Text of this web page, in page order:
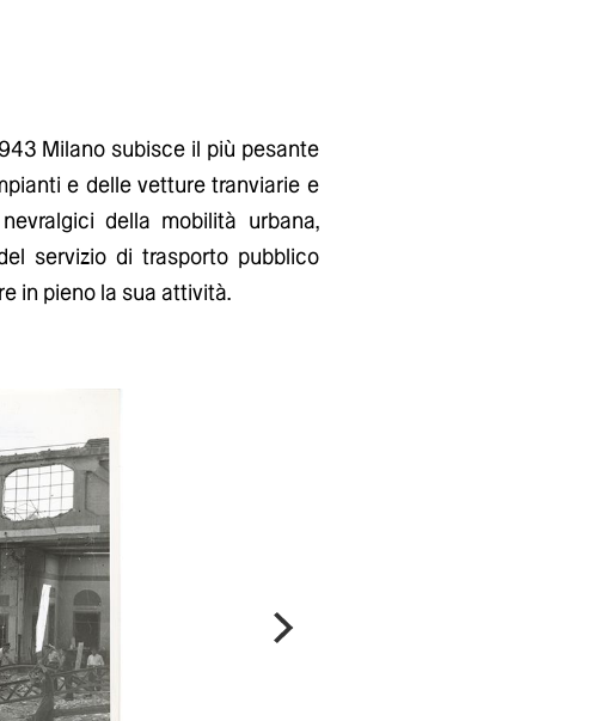
Milano subisce il più pesante
e delle vetture tranviarie e
della mobilità urbana,
servizio di trasporto pubblico
in pieno la sua attività.